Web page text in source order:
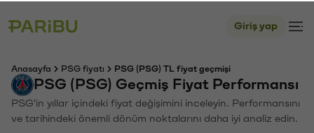
Giriş yap
Anasayfa PSG fiyatı PSG (PSG) TL fiyat geçmişi
PSG (PSG) Geçmiş Fiyat Performansı
PSG'in yıllar içindeki fiyat değişimini inceleyin. Performansını
ve tarihindeki önemli dönüm noktalarını daha iyi analiz edin.